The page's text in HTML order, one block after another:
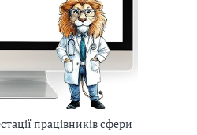
працівників сфери